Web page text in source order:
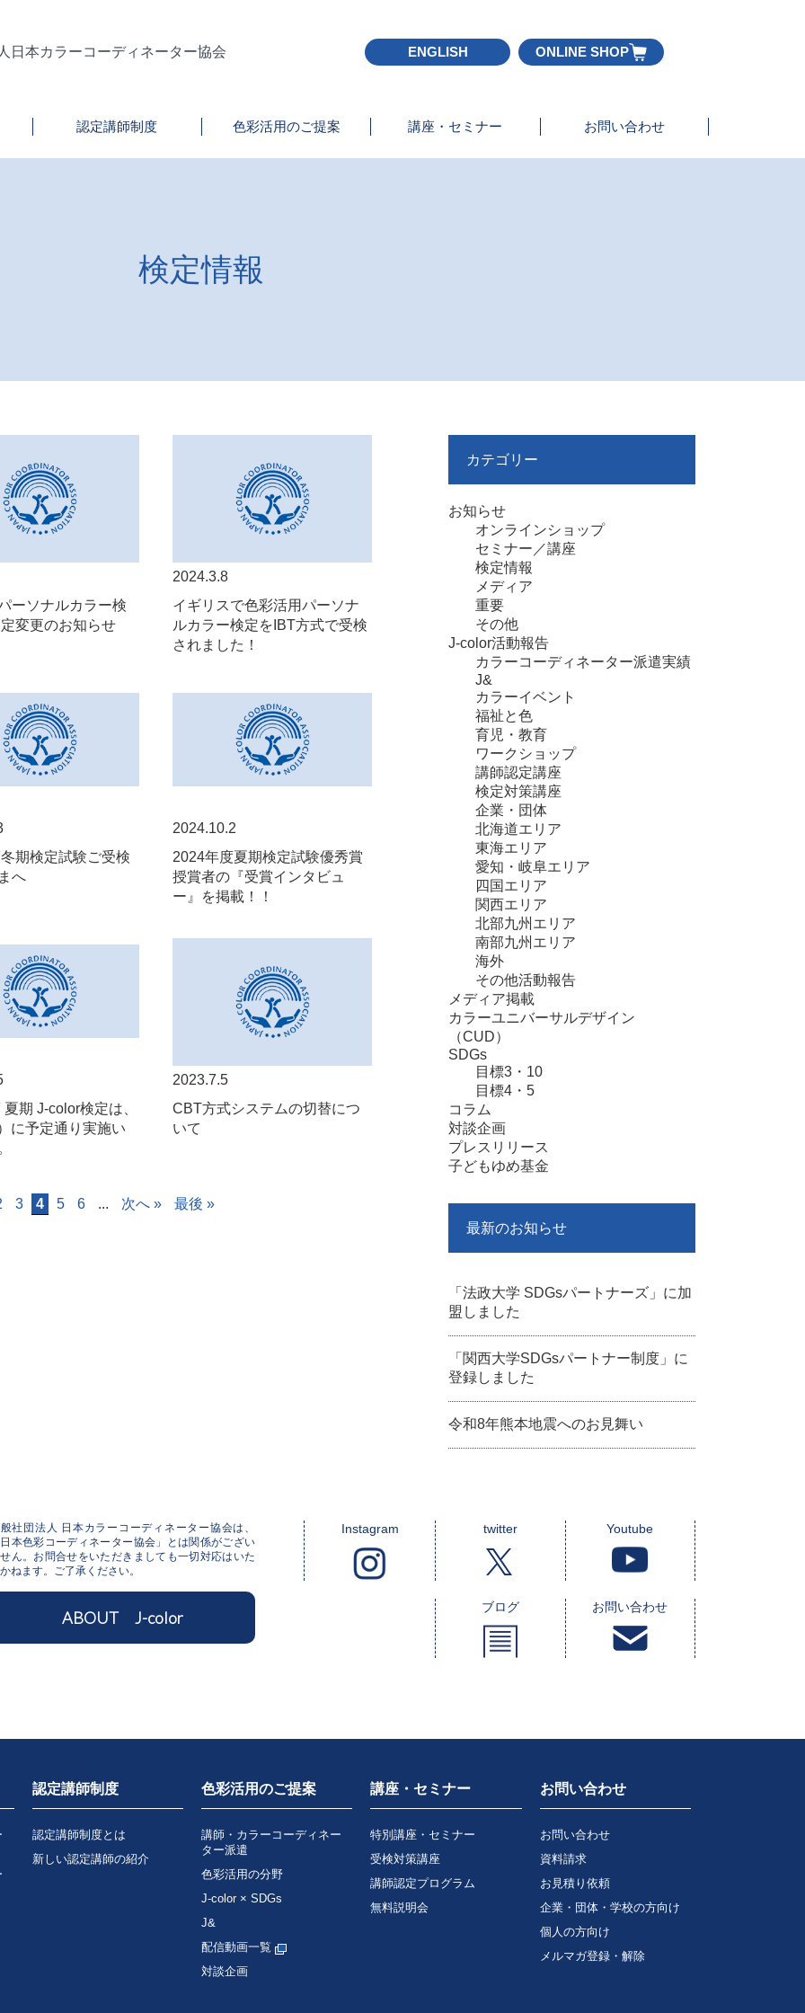
日本カラーコーディネーター協会 ENGLISH ONLINE SHOP
認定講師制度 色彩活用のご提案 講座・セミナー お問い合わせ
検定情報
ーソナルカラー検
変更のお知らせ
2024.3.8
イギリスで色彩活用パーソナ
ルカラー検定をIBT方式で受検
されました！
期検定試験ご受検
へ
2024.10.2
2024年度夏期検定試験優秀賞
授賞者の『受賞インタビュ
ー』を掲載！！
期 J-color検定は、
に予定通り実施い
2023.7.5
CBT方式システムの切替につ
いて
3 4 5 6 ... 次へ » 最後 »
カテゴリー
お知らせ
オンラインショップ
セミナー／講座
検定情報
メディア
重要
その他
J-color活動報告
カラーコーディネーター派遣実績
J&
カラーイベント
福祉と色
育児・教育
ワークショップ
講師認定講座
検定対策講座
企業・団体
北海道エリア
東海エリア
愛知・岐阜エリア
四国エリア
関西エリア
北部九州エリア
南部九州エリア
海外
その他活動報告
メディア掲載
カラーユニバーサルデザイン
（CUD）
SDGs
目標3・10
目標4・5
コラム
対談企画
プレスリリース
子どもゆめ基金
最新のお知らせ
「法政大学 SDGsパートナーズ」に加
盟しました
「関西大学SDGsパートナー制度」に
登録しました
令和8年熊本地震へのお見舞い
社団法人 日本カラーコーディネーター協会は、
本色彩コーディネーター協会」とは関係がござい
ん。お問合せをいただきましても一切対応はいた
ねます。ご了承ください。
ABOUT J-color
Instagram twitter Youtube
ブログ お問い合わせ
認定講師制度
認定講師制度とは
新しい認定講師の紹介
色彩活用のご提案
講師・カラーコーディネー
ター派遣
色彩活用の分野
J-color × SDGs
J&
配信動画一覧
対談企画
講座・セミナー
特別講座・セミナー
受検対策講座
講師認定プログラム
無料説明会
お問い合わせ
お問い合わせ
資料請求
お見積り依頼
企業・団体・学校の方向け
個人の方向け
メルマガ登録・解除